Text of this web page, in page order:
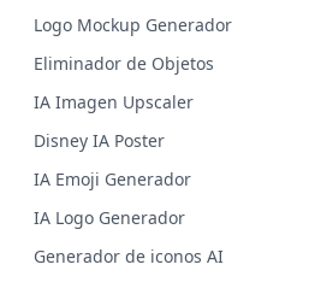
Logo Mockup Generador
Eliminador de Objetos
IA Imagen Upscaler
Disney IA Poster
IA Emoji Generador
IA Logo Generador
Generador de iconos AI